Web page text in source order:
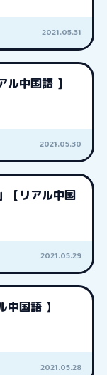
2021.05.31
ル中国語 】
2021.05.30
【リアル中国
2021.05.29
中国語 】
2021.05.28